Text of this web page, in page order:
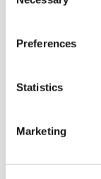
Preferences
Statistics
Marketing